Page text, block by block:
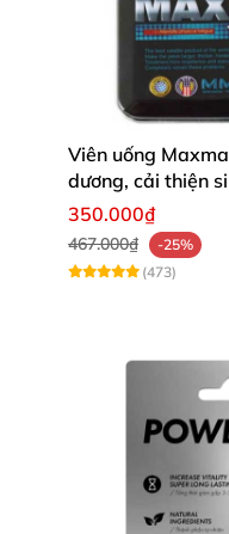
Dung dịch
cảm giác
Viên uống
dương, cải thiện
350.000₫
467.000₫
-25%
(473)